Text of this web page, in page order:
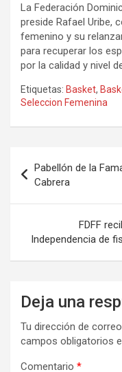
La Federación
preside Rafael Uribe,
femenino y su
para recuperar los
por la calidad y nivel
Etiquetas: Basket,
Seleccion Femenina
de
entradas
Pabellón de la
Cabrera
FDFF
Independencia de
Deja una
Tu dirección de
campos obligatorios
Comentario *